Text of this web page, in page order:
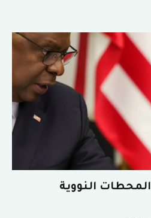
النووية